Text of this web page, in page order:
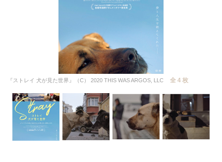
『ストレイ 犬が見た世界』（C） 2020 THIS WAS ARGOS, LLC 全 4 枚